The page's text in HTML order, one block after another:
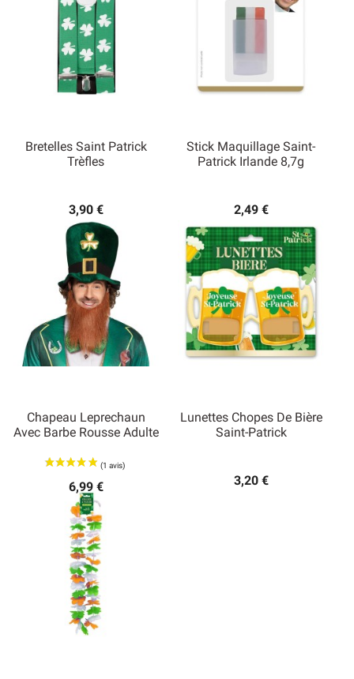
Bretelles Saint Patrick
Trèfles
3,90 €
Stick Maquillage Saint-
Patrick Irlande 8,7g
2,49 €
Chapeau Leprechaun
Avec Barbe Rousse Adulte
6,99 €
Lunettes Chopes De Bière
Saint-Patrick
3,20 €